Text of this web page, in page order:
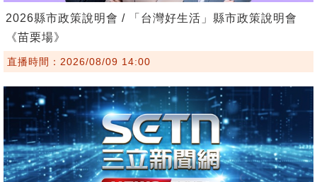
2026縣市政策說明會 / 「台灣好生活」縣市政策說明會
《苗栗場》
直播時間：2026/08/09 14:00